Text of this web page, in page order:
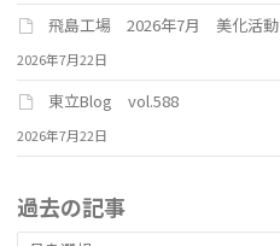
飛島工場 2026年7月 美化活動
2026年7月22日
東立Blog vol.588
2026年7月22日
過去の記事